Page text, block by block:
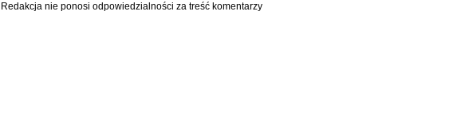
Redakcja nie ponosi odpowiedzialności za treść komentarzy